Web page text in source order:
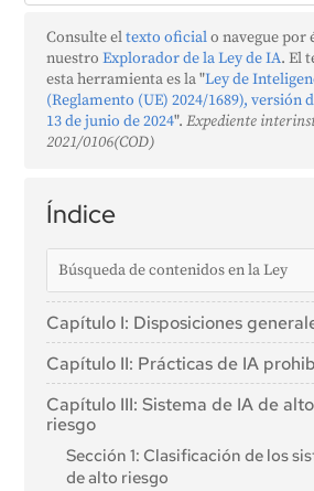
Índice
Capítulo I: Disposiciones
Artículo 1: Objeto
Artículo 2: Ámbito de aplicación
Artículo 3: Definiciones
Artículo 4: Alfabetización en IA
Capítulo II: Prácticas de IA
Artículo 5: Prácticas de IA prohibidas
Capítulo III: Sistema de IA de alto
riesgo
Sección 1: Clasificación de los
de alto riesgo
Consulte eltexto oficialo navegue por
nuestroExplorador de la Ley de IA. El
esta herramienta es la "Ley de
(Reglamento (UE) 2024/1689), versión
13 de junio de 2024".Expediente
2021/0106(COD)